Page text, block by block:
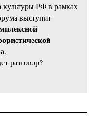
РФ в рамках
выступит
разговор?